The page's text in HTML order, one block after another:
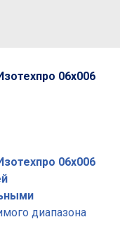
06x006
06x006
диапазона